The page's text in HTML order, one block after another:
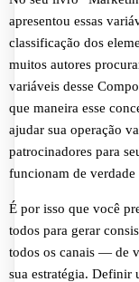
apresentou essas
classificação dos
muitos autores
variáveis desse
que maneira esse
ajudar sua operação
patrocinadores para
funcionam de verdade
É por isso que você
todos para gerar
todos os canais — de
sua estratégia. Definir